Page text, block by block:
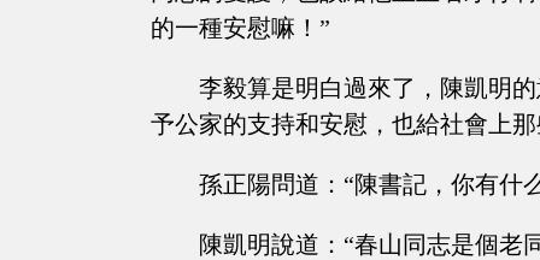
的一種安慰嘛！”
李毅算是明白過來了，陳凱明
予公家的支持和安慰，也給社會上
孫正陽問道：“陳書記，你有什
陳凱明說道：“春山同志是個老